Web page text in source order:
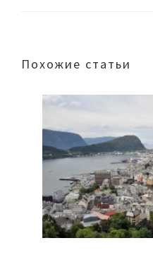
Похожие статьи